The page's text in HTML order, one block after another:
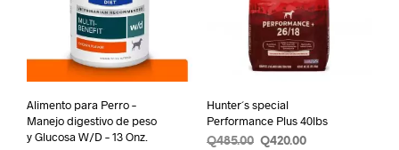
Alimento para Perro –
Manejo digestivo de peso
y Glucosa W/D – 13 Onz.
Hunter´s special
Performance Plus 40lbs
Q485.00 Original
Q420.00Current